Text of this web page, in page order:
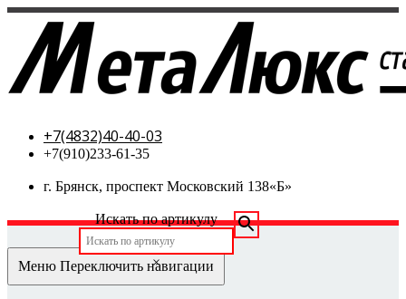
+7(4832)40-40-03
+7(910)233-61-35
г. Брянск, проспект Московский 138«Б»
Искать по артикулу
×
Меню Переключить навигации